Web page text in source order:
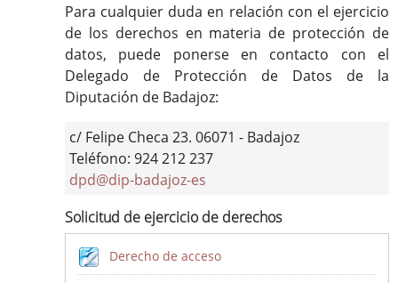
Para cualquier duda en relación con el ejercicio
de los derechos en materia de protección de
datos, puede ponerse en contacto con el
Delegado de Protección de Datos de la
Diputación de Badajoz:
c/ Felipe Checa 23. 06071 - Badajoz
Teléfono: 924 212 237
dpd@dip-badajoz-es
Solicitud de ejercicio de derechos
Derecho de acceso